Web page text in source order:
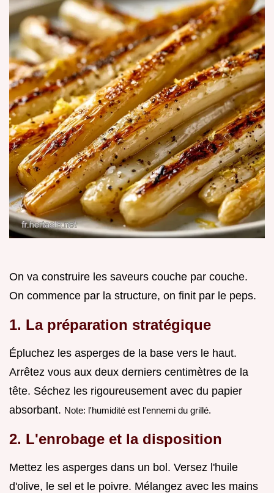
On va construire les saveurs couche par couche.
On commence par la structure, on finit par le peps.
1. La préparation stratégique
Épluchez les asperges de la base vers le haut.
Arrêtez vous aux deux derniers centimètres de la
tête. Séchez les rigoureusement avec du papier
absorbant. Note: l'humidité est l'ennemi du grillé.
2. L'enrobage et la disposition
Mettez les asperges dans un bol. Versez l'huile
d'olive, le sel et le poivre. Mélangez avec les mains